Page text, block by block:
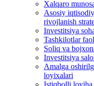
Xalqaro
Аsosiy
rivojlanish
Investitsiya
Tashkilotlar
Soliq va
Investitsiya
Аmalga
loyixalari
Istiqbolli